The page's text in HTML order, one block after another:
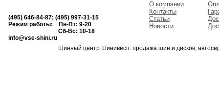
(495) 646-84-87; (495) 997-31-15
Режим работы: Пн-Пт: 9-20
Сб-Вс: 10-18
info@vse-shini.ru
О компании
Контакты
Статьи
Новости
Шинный центр Шинивесп: продажа шин и дисков,